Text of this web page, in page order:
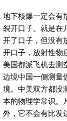
地下核爆一定会有
裂开口子。就是在
开了口子，但没有
开口子，放射性物
美国都派飞机去测
边境中国一侧测量
境。中美双方都没
本的物理学常识。
外，它不会有比发